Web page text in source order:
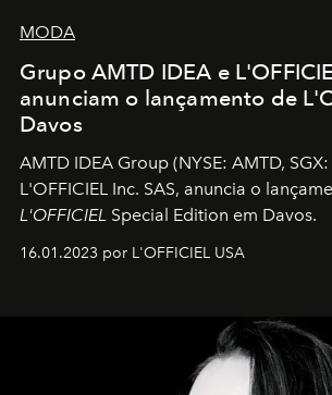
MODA
Grupo AMTD IDEA e
anunciam o lançamento de
Davos
AMTD IDEA Group (NYSE: AMTD,
L'OFFICIEL Inc. SAS, anuncia o
L'OFFICIEL Special Edition em Davos.
16.01.2023 por L'OFFICIEL USA